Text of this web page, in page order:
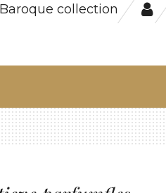
Baroque collection